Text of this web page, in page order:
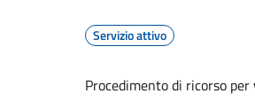
Servizio attivo
Procedimento di ricorso